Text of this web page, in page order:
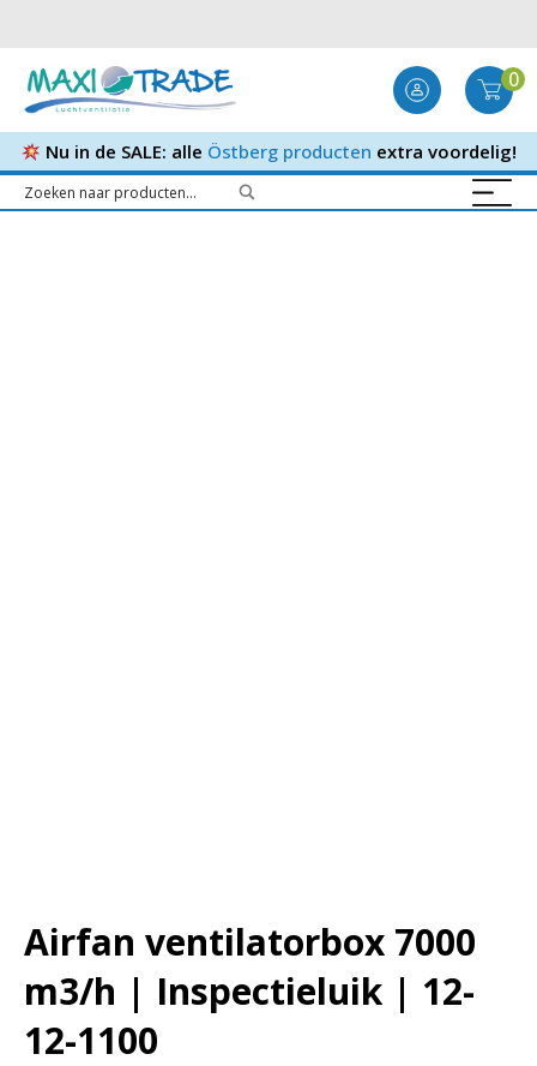
0
Nu in de SALE: alle Östberg producten extra voordelig!
Airfan ventilatorbox 7000
m3/h | Inspectieluik | 12-
12-1100